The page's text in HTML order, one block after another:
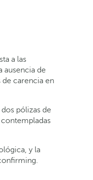
a las
ausencia de
carencia en
pólizas de
y la